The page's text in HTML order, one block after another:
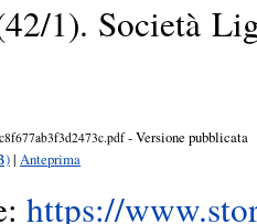
1). Società
- Versione pubblicata
| Anteprima
https://